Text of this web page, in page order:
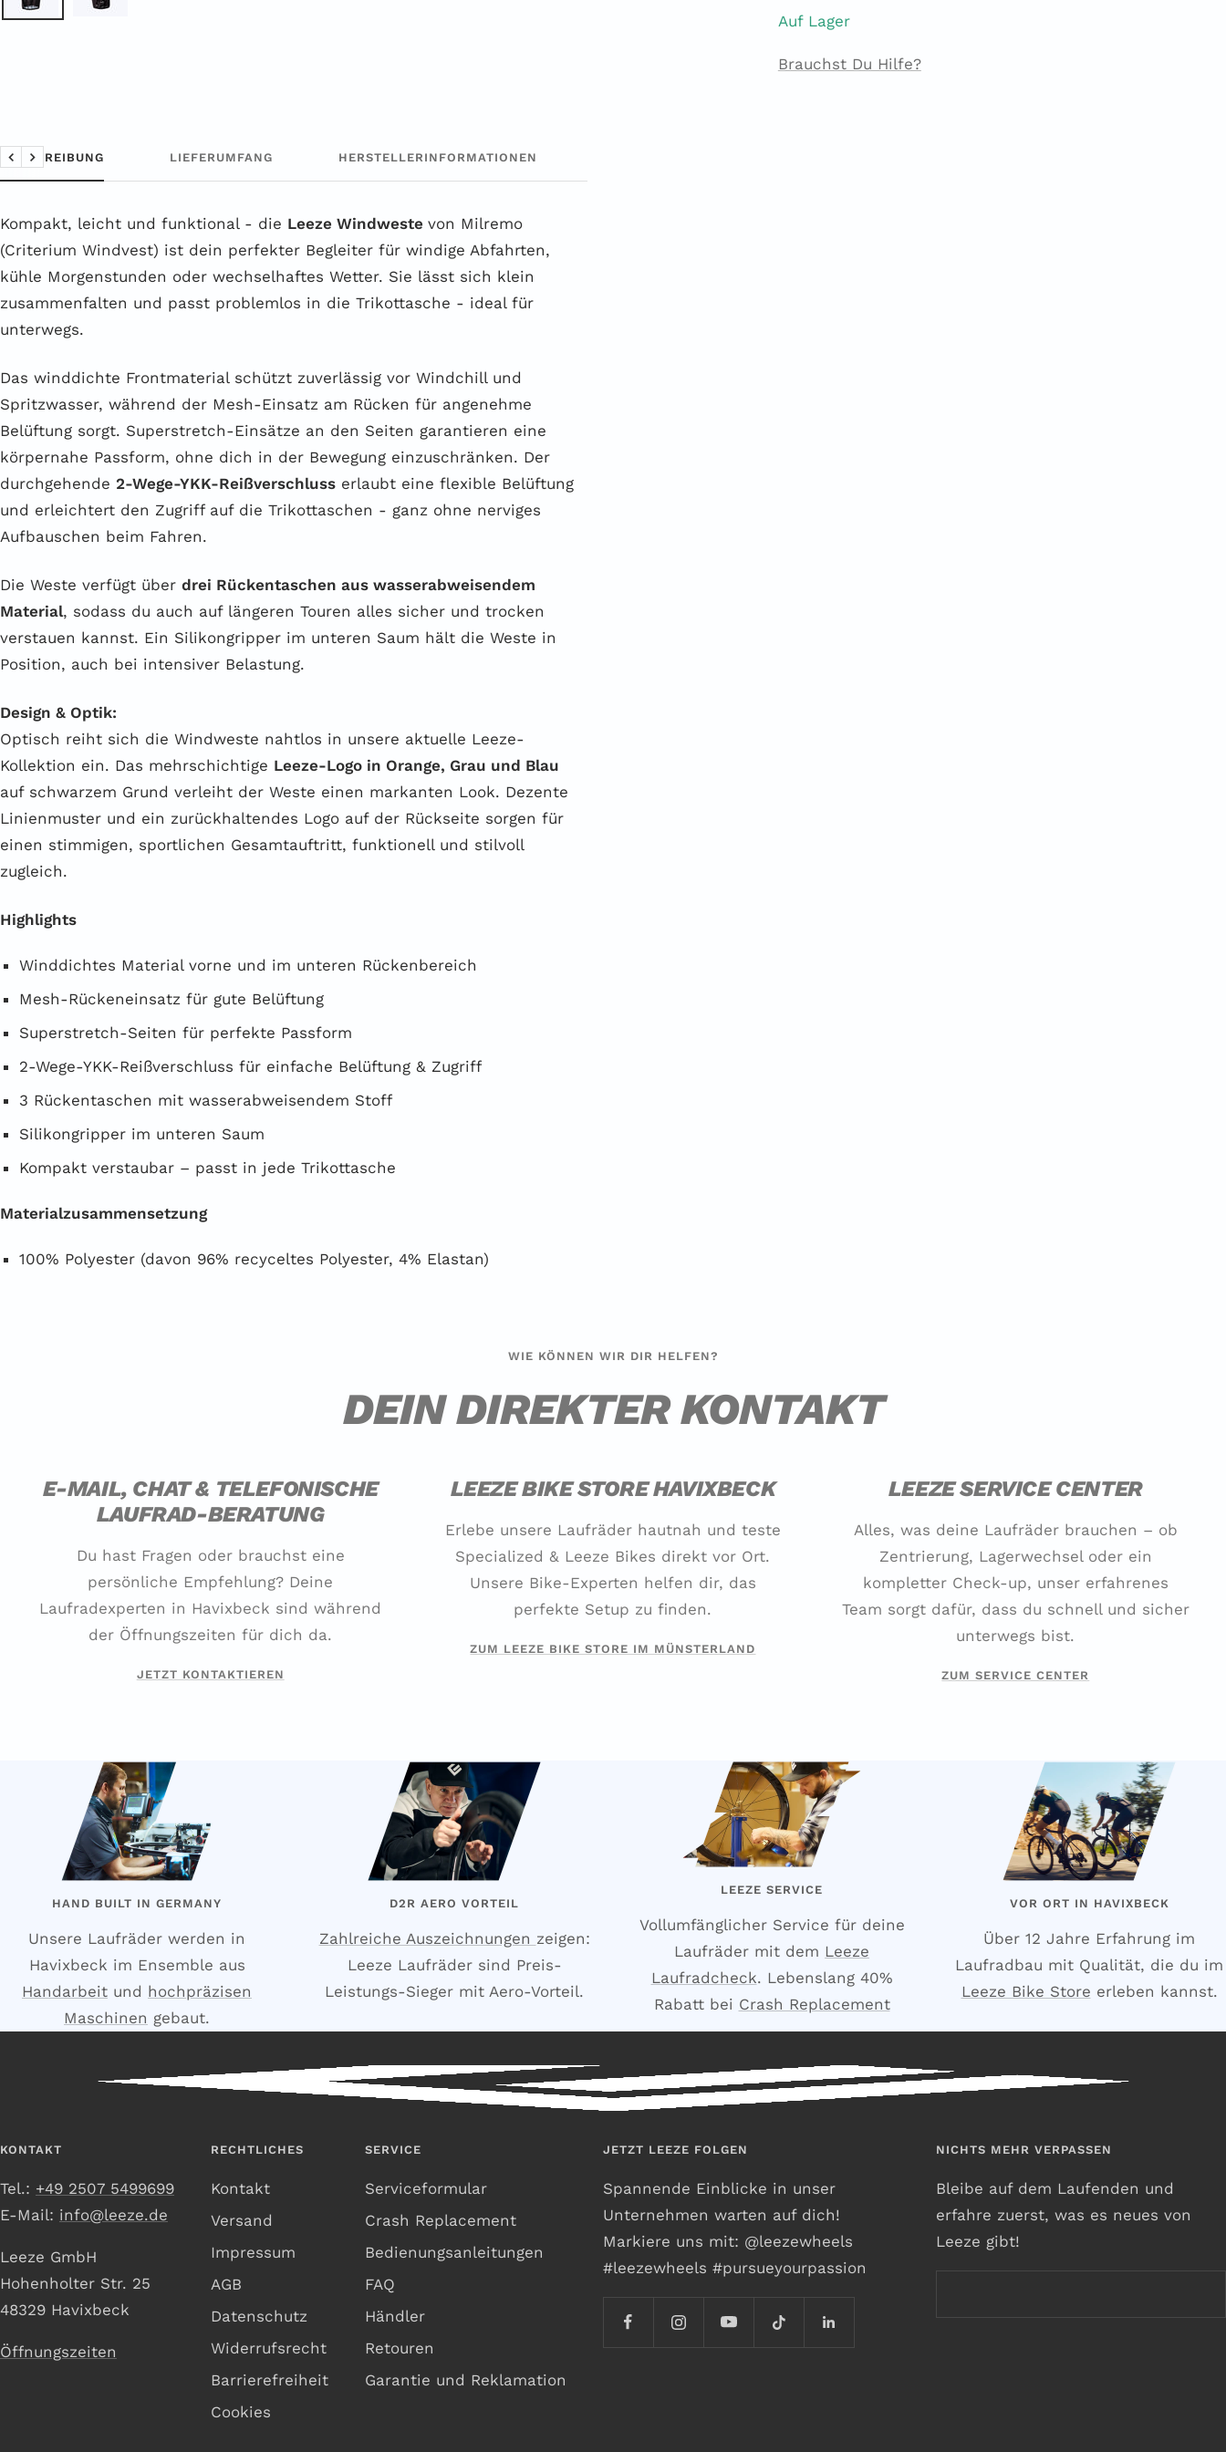
Auf Lager
Brauchst Du Hilfe?
BESCHREIBUNG LIEFERUMFANG HERSTELLERINFORMATIONEN
Zurück
Weiter
Kompakt, leicht und funktional - die Leeze Windweste von Milremo
(Criterium Windvest) ist dein perfekter Begleiter für windige Abfahrten,
kühle Morgenstunden oder wechselhaftes Wetter. Sie lässt sich klein
zusammenfalten und passt problemlos in die Trikottasche - ideal für
unterwegs.
Das winddichte Frontmaterial schützt zuverlässig vor Windchill und
Spritzwasser, während der Mesh-Einsatz am Rücken für angenehme
Belüftung sorgt. Superstretch-Einsätze an den Seiten garantieren eine
körpernahe Passform, ohne dich in der Bewegung einzuschränken. Der
durchgehende 2-Wege-YKK-Reißverschluss erlaubt eine flexible Belüftung
und erleichtert den Zugriff auf die Trikottaschen - ganz ohne nerviges
Aufbauschen beim Fahren.
Die Weste verfügt über drei Rückentaschen aus wasserabweisendem
Material, sodass du auch auf längeren Touren alles sicher und trocken
verstauen kannst. Ein Silikongripper im unteren Saum hält die Weste in
Position, auch bei intensiver Belastung.
Design & Optik:
Optisch reiht sich die Windweste nahtlos in unsere aktuelle Leeze-
Kollektion ein. Das mehrschichtige Leeze-Logo in Orange, Grau und Blau
auf schwarzem Grund verleiht der Weste einen markanten Look. Dezente
Linienmuster und ein zurückhaltendes Logo auf der Rückseite sorgen für
einen stimmigen, sportlichen Gesamtauftritt, funktionell und stilvoll
zugleich.
Highlights
Winddichtes Material vorne und im unteren Rückenbereich
Mesh-Rückeneinsatz für gute Belüftung
Superstretch-Seiten für perfekte Passform
2-Wege-YKK-Reißverschluss für einfache Belüftung & Zugriff
3 Rückentaschen mit wasserabweisendem Stoff
Silikongripper im unteren Saum
Kompakt verstaubar – passt in jede Trikottasche
Materialzusammensetzung
100% Polyester (davon 96% recyceltes Polyester, 4% Elastan)
WIE KÖNNEN WIR DIR HELFEN?
DEIN DIREKTER KONTAKT
E-MAIL, CHAT & TELEFONISCHE
LAUFRAD-BERATUNG
Du hast Fragen oder brauchst eine
persönliche Empfehlung? Deine
Laufradexperten in Havixbeck sind während
der Öffnungszeiten für dich da.
JETZT KONTAKTIEREN
LEEZE BIKE STORE HAVIXBECK
Erlebe unsere Laufräder hautnah und teste
Specialized & Leeze Bikes direkt vor Ort.
Unsere Bike-Experten helfen dir, das
perfekte Setup zu finden.
ZUM LEEZE BIKE STORE IM MÜNSTERLAND
LEEZE SERVICE CENTER
Alles, was deine Laufräder brauchen – ob
Zentrierung, Lagerwechsel oder ein
kompletter Check-up, unser erfahrenes
Team sorgt dafür, dass du schnell und sicher
unterwegs bist.
ZUM SERVICE CENTER
HAND BUILT IN GERMANY
Unsere Laufräder werden in
Havixbeck im Ensemble aus
Handarbeit und hochpräzisen
Maschinen gebaut.
D2R AERO VORTEIL
Zahlreiche Auszeichnungen zeigen:
Leeze Laufräder sind Preis-
Leistungs-Sieger mit Aero-Vorteil.
LEEZE SERVICE
Vollumfänglicher Service für deine
Laufräder mit dem Leeze
Laufradcheck. Lebenslang 40%
Rabatt bei Crash Replacement
VOR ORT IN HAVIXBECK
Über 12 Jahre Erfahrung im
Laufradbau mit Qualität, die du im
Leeze Bike Store erleben kannst.
KONTAKT
Tel.: +49 2507 5499699
E-Mail: info@leeze.de
Leeze GmbH
Hohenholter Str. 25
48329 Havixbeck
Öffnungszeiten
RECHTLICHES
Kontakt
Versand
Impressum
AGB
Datenschutz
Widerrufsrecht
Barrierefreiheit
Cookies
SERVICE
Serviceformular
Crash Replacement
Bedienungsanleitungen
FAQ
Händler
Retouren
Garantie und Reklamation
JETZT LEEZE FOLGEN
Spannende Einblicke in unser
Unternehmen warten auf dich!
Markiere uns mit: @leezewheels
#leezewheels #pursueyourpassion
NICHTS MEHR VERPASSEN
Bleibe auf dem Laufenden und
erfahre zuerst, was es neues von
Leeze gibt!